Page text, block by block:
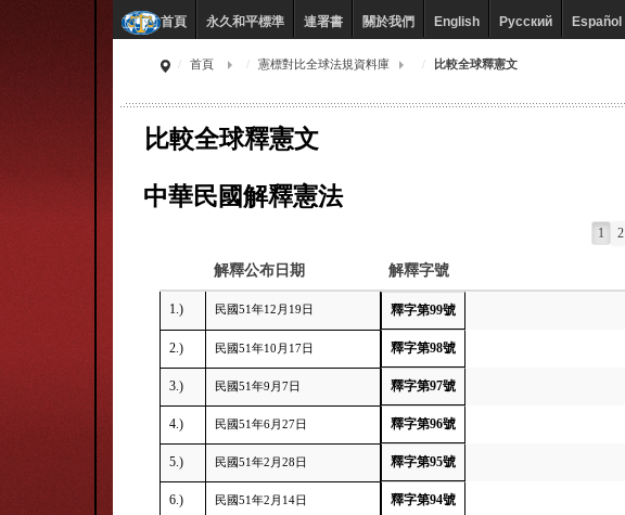
首頁 永久和平標準 連署書 關於我們 English Русский Español
首頁 憲標對比全球法規資料庫 比較全球釋憲文
比較全球釋憲文
中華民國解釋憲法
1 2
解釋公布日期 解釋字號
1.) 民國51年12月19日 釋字第99號
2.) 民國51年10月17日 釋字第98號
3.) 民國51年9月7日 釋字第97號
4.) 民國51年6月27日 釋字第96號
5.) 民國51年2月28日 釋字第95號
6.) 民國51年2月14日 釋字第94號